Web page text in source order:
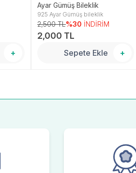
+
Ayar Gümüş Bileklik
925 Ayar Gümüş bileklik
2,500 TL%30 İNDİRİM
2,000 TL
Sepete Ekle +